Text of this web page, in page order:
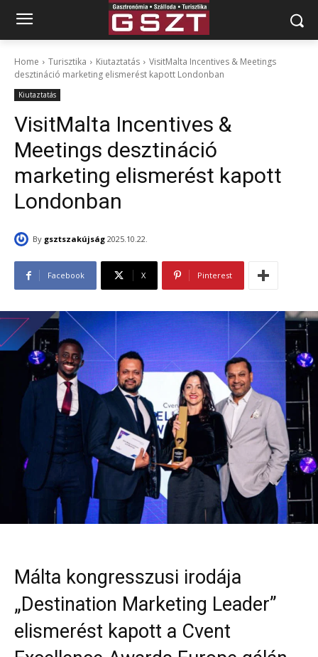
Home Turisztika Kiutaztatás
VisitMalta Incentives & Meetings
desztináció marketing elismerést kapott Londonban
Kiutaztatás
VisitMalta Incentives &
Meetings desztináció
marketing elismerést kapott
Londonban
By gsztszakújság 2025.10.22.
Facebook X Pinterest
Málta kongresszusi irodája
„Destination Marketing Leader”
elismerést kapott a Cvent